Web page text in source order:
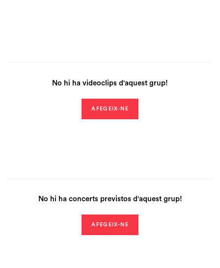
No hi ha videoclips d'aquest grup!
AFEGEIX-NE
No hi ha concerts previstos d'aquest grup!
AFEGEIX-NE